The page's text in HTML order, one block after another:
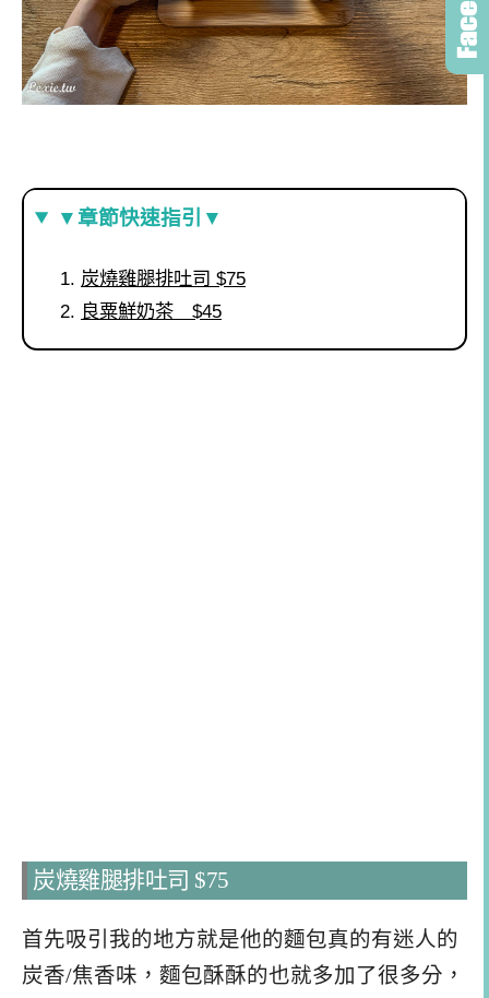
▼章節快速指引▼
炭燒雞腿排吐司 $75
良粟鮮奶茶 $45
炭燒雞腿排吐司 $75
首先吸引我的地方就是他的麵包真的有迷人的
炭香/焦香味，麵包酥酥的也就多加了很多分，